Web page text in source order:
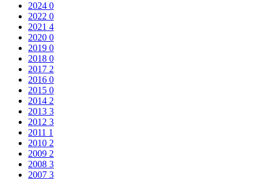
2024 0
2022 0
2021 4
2020 0
2019 0
2018 0
2017 2
2016 0
2015 0
2014 2
2013 3
2012 3
2011 1
2010 2
2009 2
2008 3
2007 3